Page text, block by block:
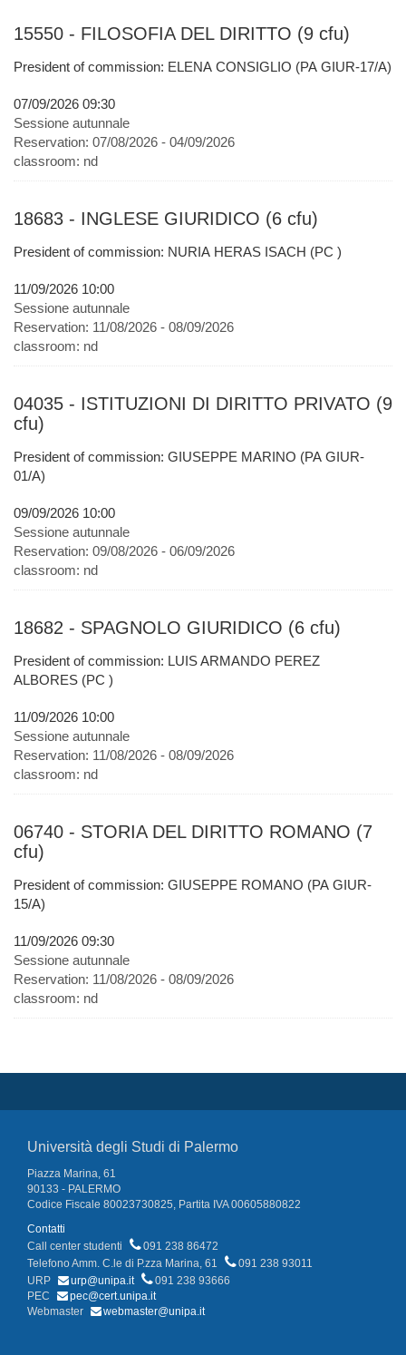
15550 - FILOSOFIA DEL DIRITTO (9 cfu)
President of commission: ELENA CONSIGLIO (PA GIUR-17/A)
07/09/2026 09:30
Sessione autunnale
Reservation: 07/08/2026 - 04/09/2026
classroom: nd
18683 - INGLESE GIURIDICO (6 cfu)
President of commission: NURIA HERAS ISACH (PC )
11/09/2026 10:00
Sessione autunnale
Reservation: 11/08/2026 - 08/09/2026
classroom: nd
04035 - ISTITUZIONI DI DIRITTO PRIVATO (9
cfu)
President of commission: GIUSEPPE MARINO (PA GIUR-
01/A)
09/09/2026 10:00
Sessione autunnale
Reservation: 09/08/2026 - 06/09/2026
classroom: nd
18682 - SPAGNOLO GIURIDICO (6 cfu)
President of commission: LUIS ARMANDO PEREZ
ALBORES (PC )
11/09/2026 10:00
Sessione autunnale
Reservation: 11/08/2026 - 08/09/2026
classroom: nd
06740 - STORIA DEL DIRITTO ROMANO (7
cfu)
President of commission: GIUSEPPE ROMANO (PA GIUR-
15/A)
11/09/2026 09:30
Sessione autunnale
Reservation: 11/08/2026 - 08/09/2026
classroom: nd
Università degli Studi di Palermo
Piazza Marina, 61
90133 - PALERMO
Codice Fiscale 80023730825, Partita IVA 00605880822
Contatti
Call center studenti
091 238 86472
Telefono Amm. C.le di P.zza Marina, 61
091 238 93011
URP
urp@unipa.it
091 238 93666
PEC
pec@cert.unipa.it
Webmaster
webmaster@unipa.it